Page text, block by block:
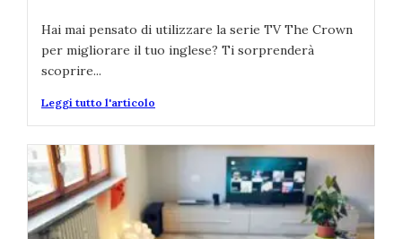
Hai mai pensato di utilizzare la serie TV The Crown
per migliorare il tuo inglese? Ti sorprenderà
scoprire...
Leggi tutto l'articolo